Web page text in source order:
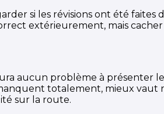
si les révisions ont été faites
extérieurement, mais
aucun problème à présenter
totalement, mieux
sur la route.